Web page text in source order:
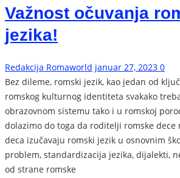
Važnost očuvanja
jezika!
Redakcija Romaworld januar 27, 2023 0
Bez dileme, romski jezik, kao jedan od
romskog kulturnog identiteta svakako
obrazovnom sistemu tako i u romskoj
dolazimo do toga da roditelji romske dece
deca izučavaju romski jezik u osnovnim
problem, standardizacija jezika, dijalekti,
od strane romske